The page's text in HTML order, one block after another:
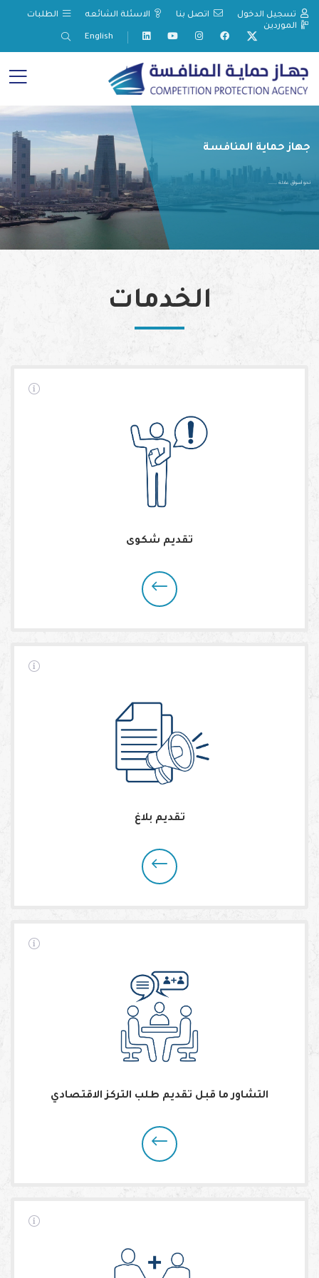
تسجيل الدخول اتصل بنا الاسئلة الشائعه
الطلبات
الموردين
English
جهاز حماية المنافسة
نحو أسواق عادلة ......
الخدمات
تقديم شكوى
تقديم بلاغ
التشاور ما قبل تقديم طلب التركز الاقتصادي